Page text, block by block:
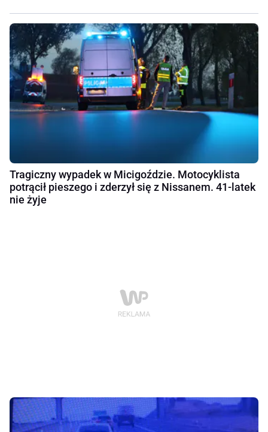
Tragiczny wypadek w Micigoździe. Motocyklista
potrącił pieszego i zderzył się z Nissanem. 41-latek
nie żyje